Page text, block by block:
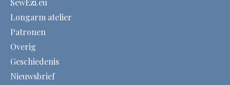
SewEzi.eu
Longarm atelier
Patronen
Overig
Geschiedenis
Nieuwsbrief